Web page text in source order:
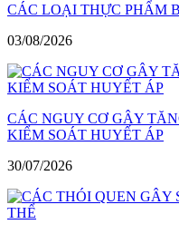
CÁC LOẠI THỰC PHẨM
03/08/2026
CÁC NGUY CƠ GÂY
KIỂM SOÁT HUYẾT ÁP
30/07/2026